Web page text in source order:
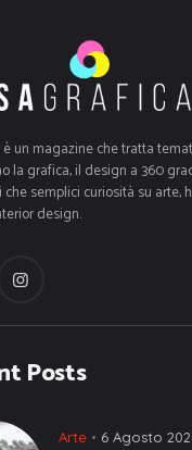
un magazine che tratta
la grafica, il design a 360
che semplici curiosità su arte,
design.
Posts
Arte 6 Agosto